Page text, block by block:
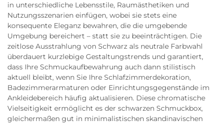
in unterschiedliche Lebensstile, Raumästhetiken und
Nutzungsszenarien einfügen, wobei sie stets eine
konsequente Eleganz bewahren, die die umgebende
Umgebung bereichert – statt sie zu beeinträchtigen. Die
zeitlose Ausstrahlung von Schwarz als neutrale Farbwahl
überdauert kurzlebige Gestaltungstrends und garantiert,
dass Ihre Schmuckaufbewahrung auch dann stilistisch
aktuell bleibt, wenn Sie Ihre Schlafzimmerdekoration,
Badezimmerarmaturen oder Einrichtungsgegenstände im
Ankleidebereich häufig aktualisieren. Diese chromatische
Vielseitigkeit ermöglicht es der schwarzen Schmuckbox,
gleichermaßen gut in minimalistischen skandinavischen